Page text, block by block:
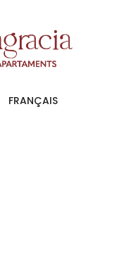
FRANÇAIS